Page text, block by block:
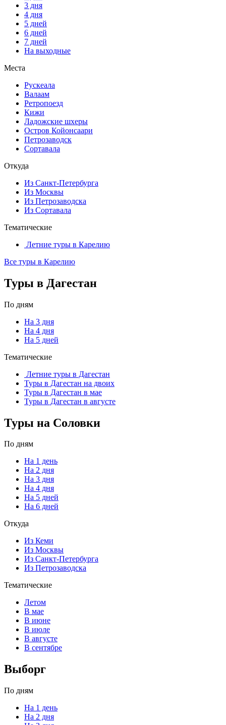
3 дня
4 дня
5 дней
6 дней
7 дней
На выходные
Места
Рускеала
Валаам
Ретропоезд
Кижи
Ладожские шхеры
Остров Койонсаари
Петрозаводск
Сортавала
Откуда
Из Санкт-Петербурга
Из Москвы
Из Петрозаводска
Из Сортавала
Тематические
Летние туры в Карелию
Все туры в Карелию
Туры в Дагестан
По дням
На 3 дня
На 4 дня
На 5 дней
Тематические
Летние туры в Дагестан
Туры в Дагестан на двоих
Туры в Дагестан в мае
Туры в Дагестан в августе
Туры на Соловки
По дням
На 1 день
На 2 дня
На 3 дня
На 4 дня
На 5 дней
На 6 дней
Откуда
Из Кеми
Из Москвы
Из Санкт-Петербурга
Из Петрозаводска
Тематические
Летом
В мае
В июне
В июле
В августе
В сентябре
Выборг
По дням
На 1 день
На 2 дня